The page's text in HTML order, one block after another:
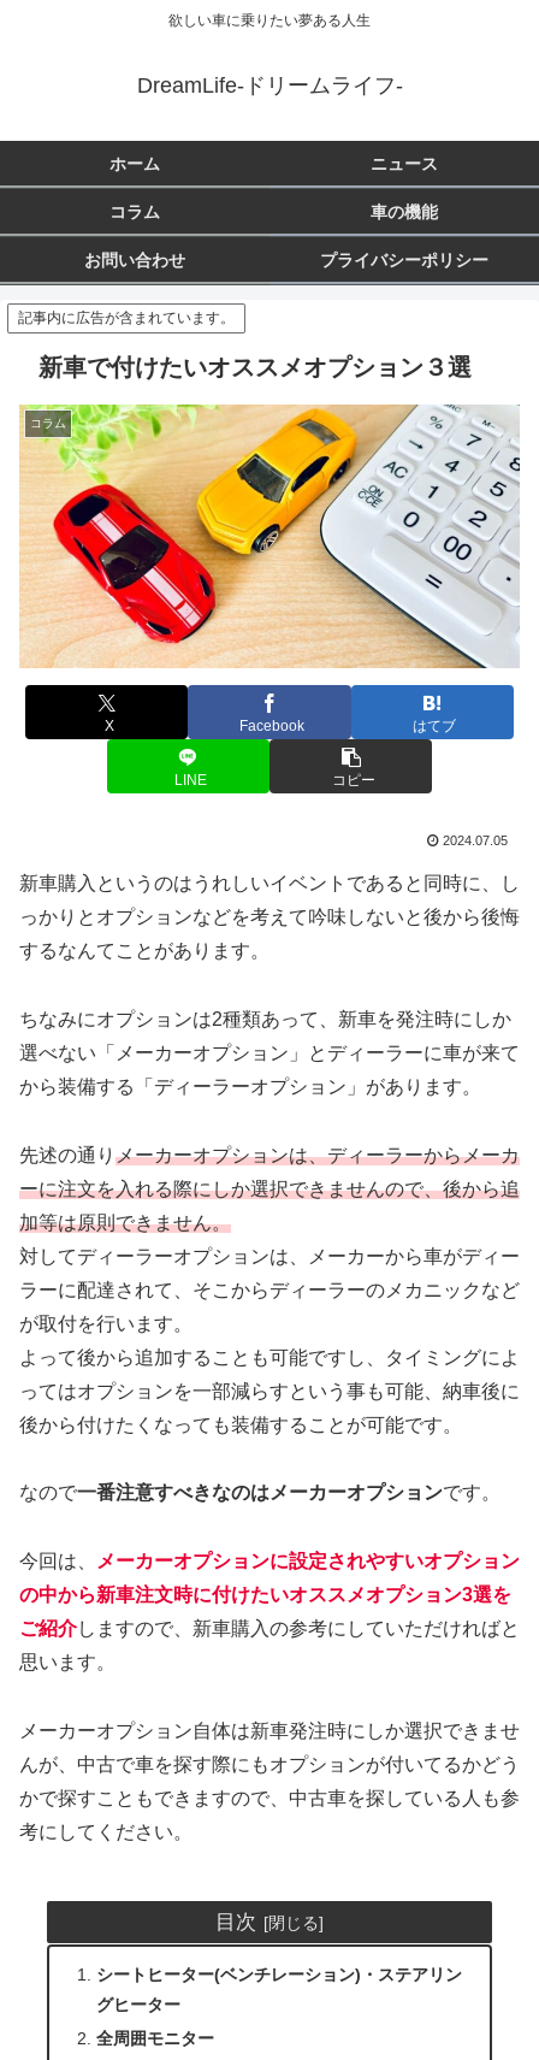
欲しい車に乗りたい夢ある人生
DreamLife-ドリームライフ-
ホーム ニュース
コラム 車の機能
お問い合わせ プライバシーポリシー
記事内に広告が含まれています。
新車で付けたいオススメオプション３選
コラム
X Facebook はてブ
LINE コピー
2024.07.05
新車購入というのはうれしいイベントであると同時に、し
っかりとオプションなどを考えて吟味しないと後から後悔
するなんてことがあります。
ちなみにオプションは2種類あって、新車を発注時にしか
選べない「メーカーオプション」とディーラーに車が来て
から装備する「ディーラーオプション」があります。
先述の通り メーカーオプションは、ディーラーからメーカ
ーに注文を入れる際にしか選択できませんので、後から追
加等は原則できません。
対してディーラーオプションは、メーカーから車がディー
ラーに配達されて、そこからディーラーのメカニックなど
が取付を行います。
よって後から追加することも可能ですし、タイミングによ
ってはオプションを一部減らすという事も可能、納車後に
後から付けたくなっても装備することが可能です。
なので一番注意すべきなのはメーカーオプションです。
今回は、
メーカーオプションに設定されやすいオプション
の中から新車注文時に付けたいオススメオプション3選を
ご紹介しますので、新車購入の参考にしていただければと
思います。
メーカーオプション自体は新車発注時にしか選択できませ
んが、中古で車を探す際にもオプションが付いてるかどう
かで探すこともできますので、中古車を探している人も参
考にしてください。
目次
シートヒーター(ベンチレーション)・ステアリン
グヒーター
全周囲モニター